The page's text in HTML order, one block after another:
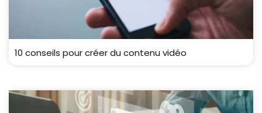
10 conseils pour créer du contenu vidéo